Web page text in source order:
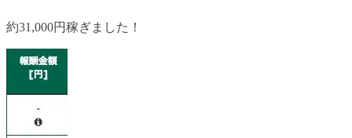
約31,000円稼ぎました！